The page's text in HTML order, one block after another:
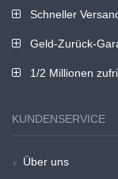
Schneller
Geld-Zurück-
1/2 Millionen
KUNDENSERVICE
Über uns